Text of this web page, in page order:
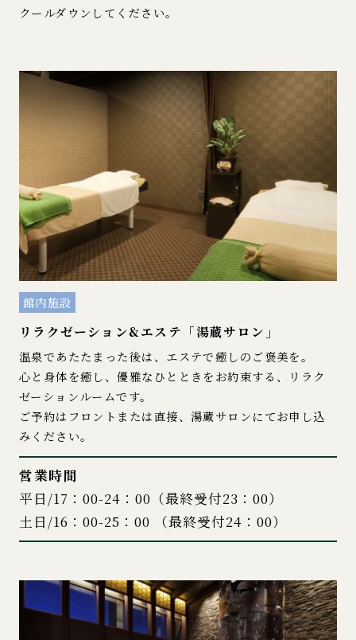
クールダウンしてください。
館内施設
リラクゼーション&エステ「湯蔵サロン」
温泉であたたまった後は、エステで癒しのご褒美を。
心と身体を癒し、優雅なひとときをお約束する、リラク
ゼーションルームです。
ご予約はフロントまたは直接、湯蔵サロンにてお申し込
みください。
営業時間
平日/17：00-24：00（最終受付23：00）
土日/16：00-25：00 （最終受付24：00）